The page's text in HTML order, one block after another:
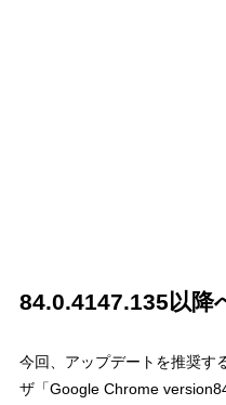
84.0.4147.135以降
今回、アップデートを推奨す
ザ「Google Chrome